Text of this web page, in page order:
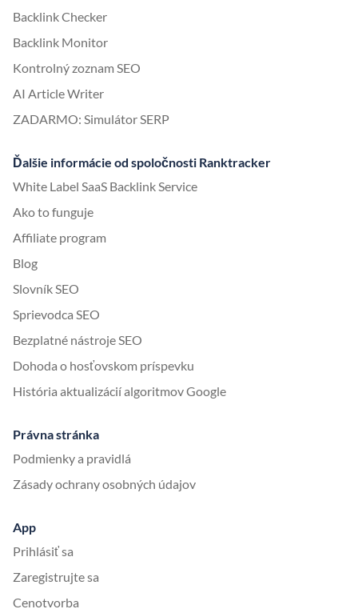
Backlink Checker
Backlink Monitor
Kontrolný zoznam SEO
AI Article Writer
ZADARMO: Simulátor SERP
Ďalšie informácie od spoločnosti Ranktracker
White Label SaaS Backlink Service
Ako to funguje
Affiliate program
Blog
Slovník SEO
Sprievodca SEO
Bezplatné nástroje SEO
Dohoda o hosťovskom príspevku
História aktualizácií algoritmov Google
Právna stránka
Podmienky a pravidlá
Zásady ochrany osobných údajov
App
Prihlásiť sa
Zaregistrujte sa
Cenotvorba